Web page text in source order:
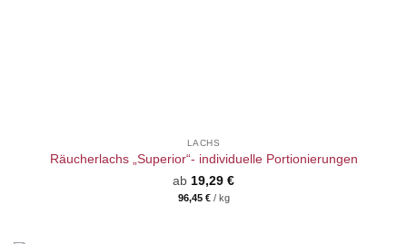
LACHS
Räucherlachs „Superior“- individuelle Portionierungen
ab 19,29 €
96,45 €/ kg